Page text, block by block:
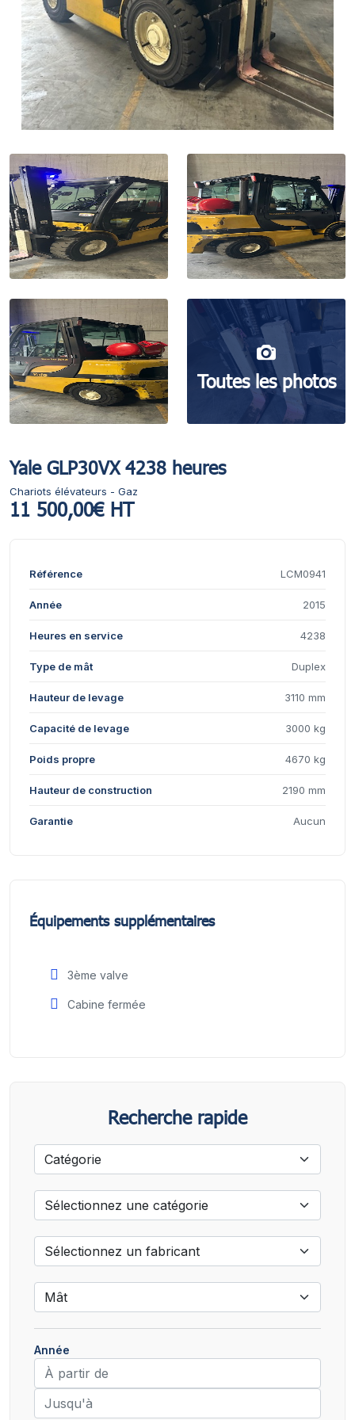
Toutes les photos
Yale GLP30VX 4238 heures
Chariots élévateurs - Gaz
11 500,00€ HT
Référence LCM0941
Année 2015
Heures en service 4238
Type de mât Duplex
Hauteur de levage 3110 mm
Capacité de levage 3000 kg
Poids propre 4670 kg
Hauteur de construction 2190 mm
Garantie Aucun
Équipements supplémentaires
3ème valve
Cabine fermée
Recherche rapide
Année